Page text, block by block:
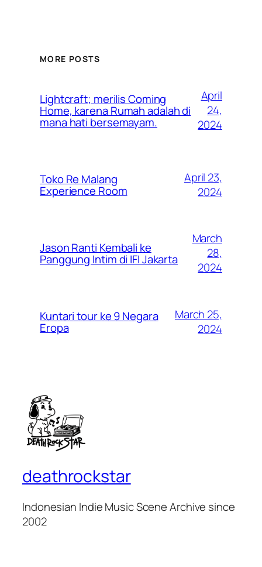
MORE POSTS
Lightcraft; merilis Coming
Home, karena Rumah adalah di
mana hati bersemayam.
April
24,
2024
Toko Re Malang
Experience Room
April 23,
2024
Jason Ranti Kembali ke
Panggung Intim di IFI Jakarta
March
28,
2024
Kuntari tour ke 9 Negara
Eropa
March 25,
2024
deathrockstar
Indonesian Indie Music Scene Archive since
2002